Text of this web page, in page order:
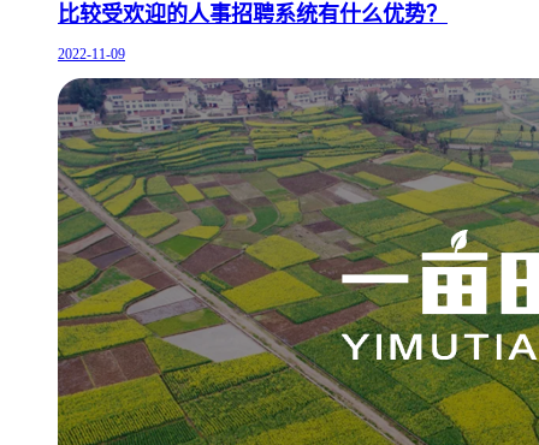
比较受欢迎的人事招聘系统有什么优势？
2022-11-09